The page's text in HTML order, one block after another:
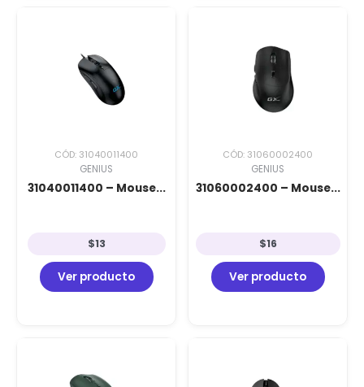
CÓD: 31040011400
GENIUS
31040011400 – Mouse...
$13
Ver producto
CÓD: 31060002400
GENIUS
31060002400 – Mouse...
$16
Ver producto